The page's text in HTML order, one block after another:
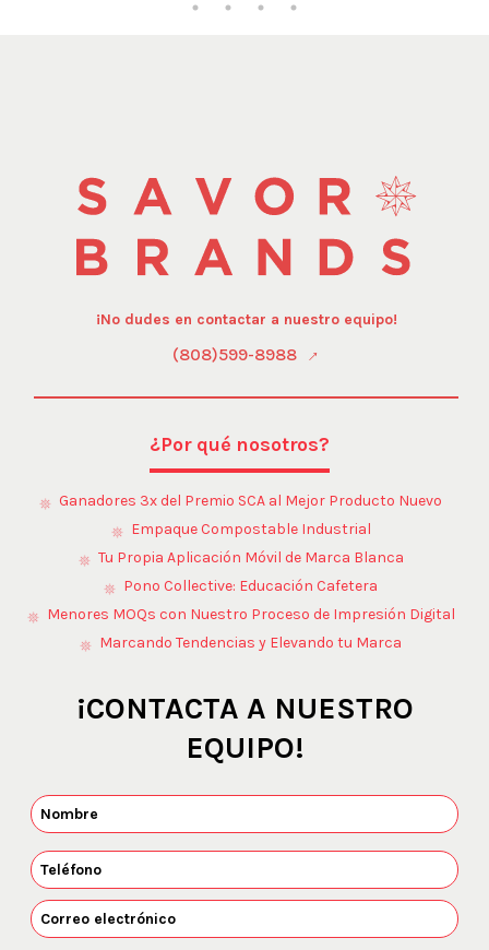
¡No dudes en contactar a nuestro equipo!
(808)599-8988
¿Por qué nosotros?
Ganadores 3x del Premio SCA al Mejor Producto Nuevo
Empaque Compostable Industrial
Tu Propia Aplicación Móvil de Marca Blanca
Pono Collective: Educación Cafetera
Menores MOQs con Nuestro Proceso de Impresión Digital
Marcando Tendencias y Elevando tu Marca
¡CONTACTA A NUESTRO
EQUIPO!